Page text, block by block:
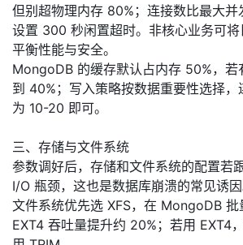
动
关
注
证
实
验
的
收
持
建
议
但别超物理内存 80%；连接数比最大
设置 300 秒闲置超时。非核心业务可将
平衡性能与安全。
MongoDB 的缓存默认占内存 50%，若
到 40%；写入策略按数据重要性选择
为 10-20 即可。
三、存储与文件系统
参数调好后，存储和文件系统的配置若
I/O 瓶颈，这也是数据库崩溃的常见诱因
文件系统优先选 XFS，在 MongoDB 批
EXT4 吞吐量提升约 20%；若用 EXT4